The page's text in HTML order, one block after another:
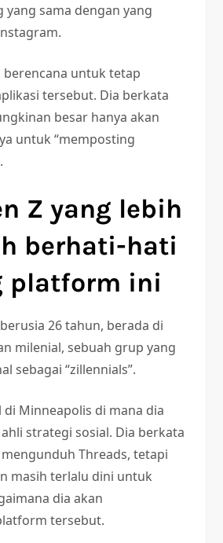
sama dengan yang
berencana untuk tetap
tersebut. Dia berkata
besar hanya akan
untuk “memposting
Z yang lebih
berhati-hati
platform ini
26 tahun, berada di
milenial, sebuah grup yang
sebagai “zillennials”.
Minneapolis di mana dia
strategi sosial. Dia berkata
Threads, tetapi
masih terlalu dini untuk
dia akan
tersebut.